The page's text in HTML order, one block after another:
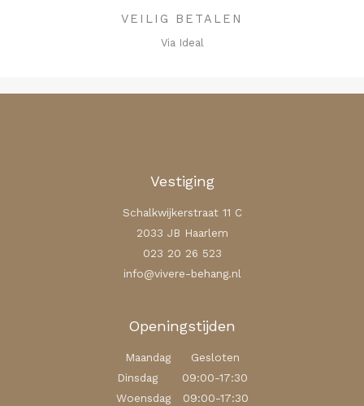
VEILIG BETALEN
Via Ideal
Vestiging
Schalkwijkerstraat 11 C
2033 JB Haarlem
023 20 26 523
info@vivere-behang.nl
Openingstijden
Maandag Gesloten
Dinsdag 09:00-17:30
Woensdag 09:00-17:30